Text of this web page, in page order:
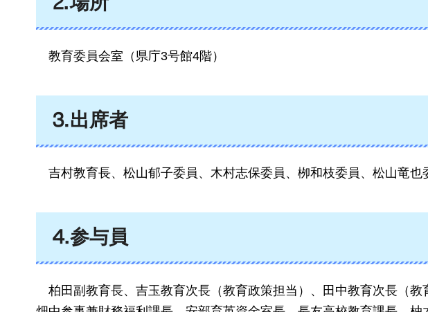
教育委員会室 （県庁3号館4階）
⒊出席者
吉村教育長、 松山郁子委員、木村志保委員、栁和枝委員、松山竜也
⒋参与員
柏田副教育長、吉玉教育次長（教育政策担当）、田中教育次長（教